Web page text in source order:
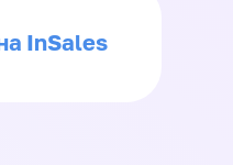
InSales